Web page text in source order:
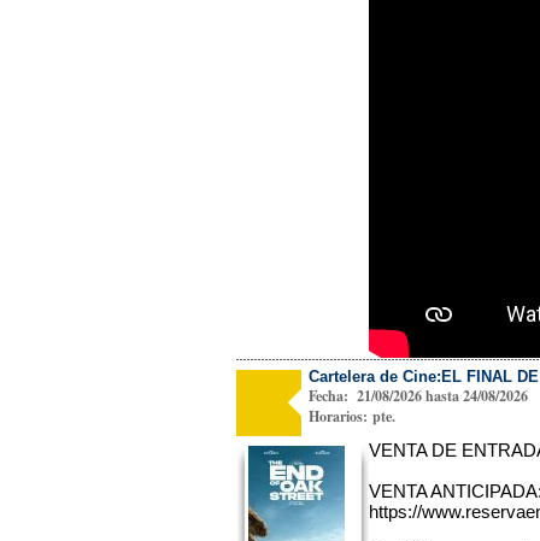
Cartelera de Cine:EL FINAL
Fecha: 21/08/2026 hasta 24/08/2026
Horarios: pte.
VENTA DE
VENTA
https://